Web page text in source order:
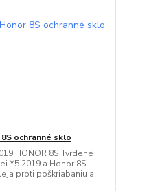
ochranné sklo
HONOR 8S Tvrdené
Y5 2019 a Honor 8S –
proti poškriabaniu a